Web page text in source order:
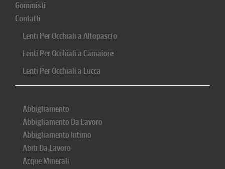
Gommisti
Contatti
Lenti Per Occhiali a Altopascio
Lenti Per Occhiali a Camaiore
Lenti Per Occhiali a Lucca
Abbigliamento
Abbigliamento Da Lavoro
Abbigliamento Intimo
Abiti Da Lavoro
Acque Minerali